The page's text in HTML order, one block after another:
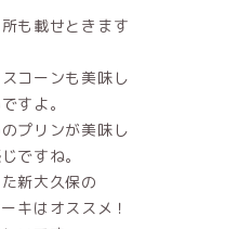
も載せときます
コーンも美味し
すよ。
プリンが美味し
ですね。
新大久保の
キはオススメ！